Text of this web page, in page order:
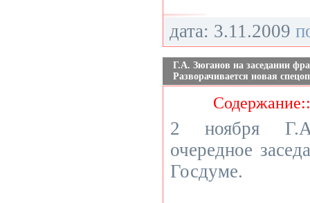
дата: 3.11.2009
Г.А. Зюганов на заседании
Разворачивается новая
2 ноября
очередное
Госдуме.